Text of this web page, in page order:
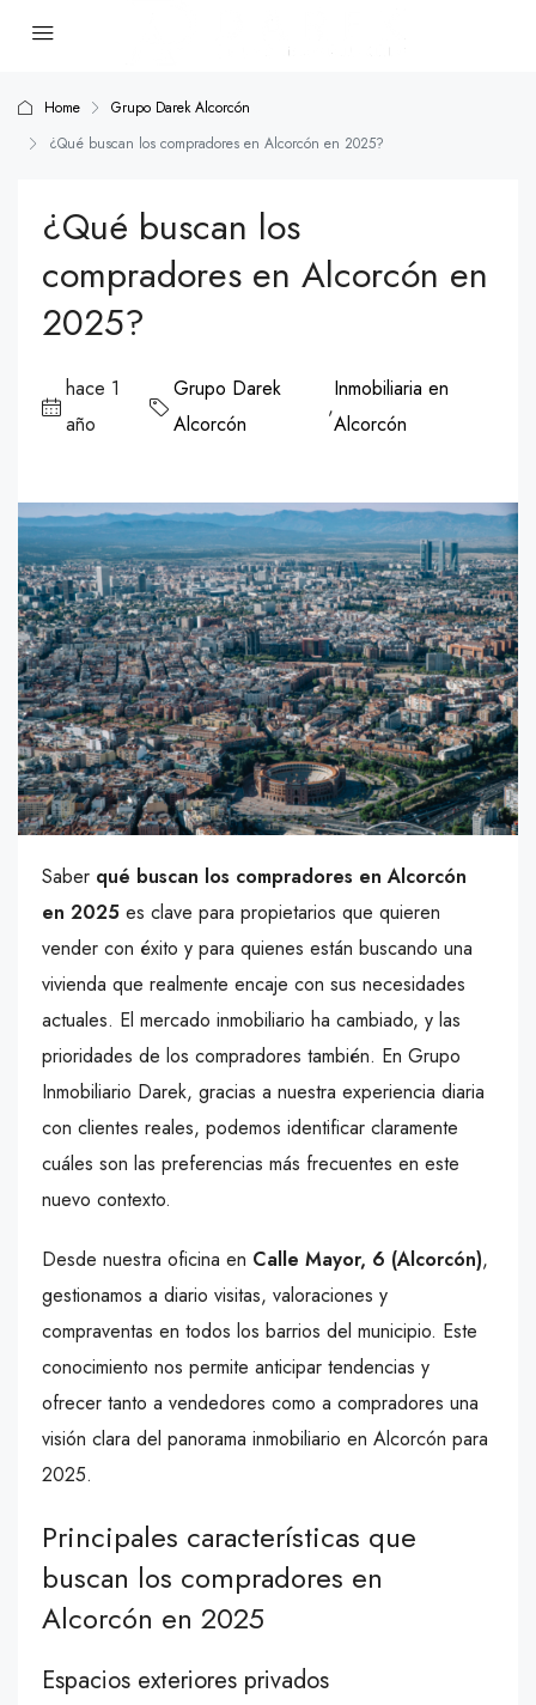
Home
Grupo Darek Alcorcón
¿Qué buscan los compradores en Alcorcón en 2025?
¿Qué buscan los
compradores en Alcorcón en
2025?
hace 1
año
Grupo Darek
Alcorcón
,
Inmobiliaria en
Alcorcón
Saber qué buscan los compradores en Alcorcón
en 2025 es clave para propietarios que quieren
vender con éxito y para quienes están buscando una
vivienda que realmente encaje con sus necesidades
actuales. El mercado inmobiliario ha cambiado, y las
prioridades de los compradores también. En Grupo
Inmobiliario Darek, gracias a nuestra experiencia diaria
con clientes reales, podemos identificar claramente
cuáles son las preferencias más frecuentes en este
nuevo contexto.
Desde nuestra oficina en Calle Mayor, 6 (Alcorcón),
gestionamos a diario visitas, valoraciones y
compraventas en todos los barrios del municipio. Este
conocimiento nos permite anticipar tendencias y
ofrecer tanto a vendedores como a compradores una
visión clara del panorama inmobiliario en Alcorcón para
2025.
Principales características que
buscan los compradores en
Alcorcón en 2025
Espacios exteriores privados